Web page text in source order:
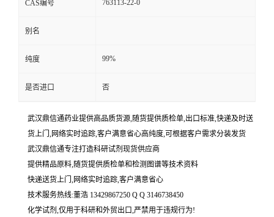
CAS编号 763113-22-0
别名
纯度 99%
是否进口 否
武汉鼎信通药业提供高品质货源,随货提供质检单,出口标准,快递及时送
货上门,网络实时追踪,客户满意省心高纯度,可根据客户需求分装发货
武汉鼎信通专注打造科研试剂现货供应商
提供精品原料,随货提供质检单和检测图谱等技术资料
快递送货上门,网络实时追踪,客户满意省心
技术服务热线:董浩 13429867250 Q Q 3146738450
化学试剂,仅用于科研和外贸出口,严禁用于违规行为!